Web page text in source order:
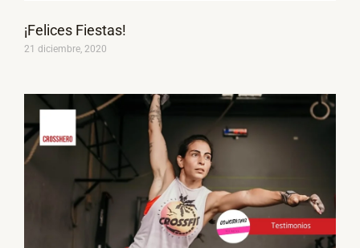
¡Felices Fiestas!
21 diciembre, 2020